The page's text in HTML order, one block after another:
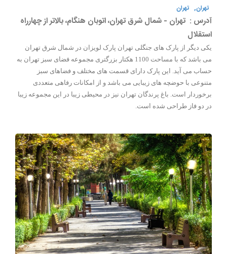
تهران, تهران
آدرس : تهران - شمال شرق تهران، اتوبان هنگام، بالاتر از چهارراه
استقلال
یکی دیگر از پارک های جنگلی تهران پارک لویزان در شمال شرق تهران
می باشد که با مساحت 1100 هکتار بزرگتری مجموعه فضای سبز تهران به
حساب می آید. این پارک دارای قسمت های مختلف و فضاهای سبز
متنوعی با حوضچه های زیبایی می باشد و از امکانات رفاهی متعددی
برخوردار است. باغ پرندگان تهران نیز در محیطی زیبا در این مجموعه زیبا
در دو فاز طراحی شده است.